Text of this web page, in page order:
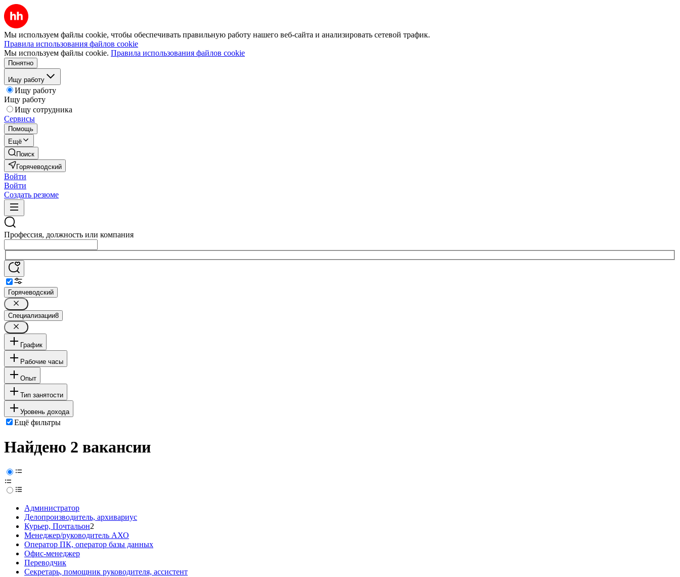
Мы используем файлы cookie, чтобы обеспечивать правильную работу нашего веб-сайта и анализировать сетевой трафик.
Правила использования файлов cookie
Мы используем файлы cookie. Правила использования файлов cookie
Понятно
Ищу работу
Ищу работу
Ищу работу
Ищу сотрудника
Сервисы
Помощь
Ещё
Поиск
Горячеводский
Войти
Войти
Создать резюме
Профессия, должность или компания
Горячеводский
Специализации8
График
Рабочие часы
Опыт
Тип занятости
Уровень дохода
Ещё фильтры
Найдено 2 вакансии
Администратор
Делопроизводитель, архивариус
Курьер, Почтальон2
Менеджер/руководитель АХО
Оператор ПК, оператор базы данных
Офис-менеджер
Переводчик
Секретарь, помощник руководителя, ассистент